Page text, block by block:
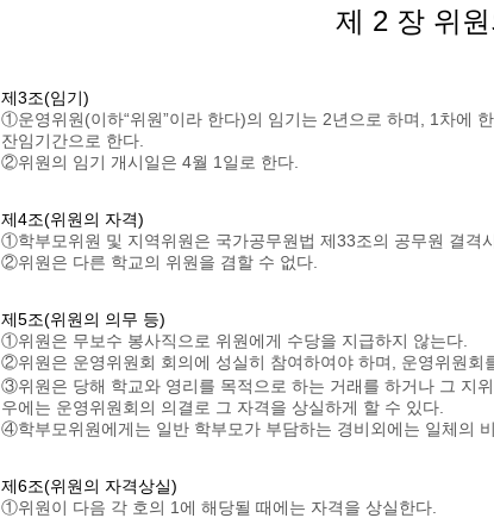
제 2 장 위
제3조(임기)
①운영위원(이하“위원”이라 한다)의 임기는 2년으로 하며, 1차에
잔임기간으로 한다.
②위원의 임기 개시일은 4월 1일로 한다.
제4조(위원의 자격)
①학부모위원 및 지역위원은 국가공무원법 제33조의 공무원 결격
②위원은 다른 학교의 위원을 겸할 수 없다.
제5조(위원의 의무 등)
①위원은 무보수 봉사직으로 위원에게 수당을 지급하지 않는다.
②위원은 운영위원회 회의에 성실히 참여하여야 하며, 운영위원회
③위원은 당해 학교와 영리를 목적으로 하는 거래를 하거나 그 지
우에는 운영위원회의 의결로 그 자격을 상실하게 할 수 있다.
④학부모위원에게는 일반 학부모가 부담하는 경비외에는 일체의
제6조(위원의 자격상실)
①위원이 다음 각 호의 1에 해당될 때에는 자격을 상실한다.